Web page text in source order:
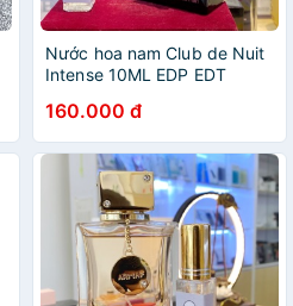
Nước hoa nam Club de Nuit
Intense 10ML EDP EDT
160.000 đ